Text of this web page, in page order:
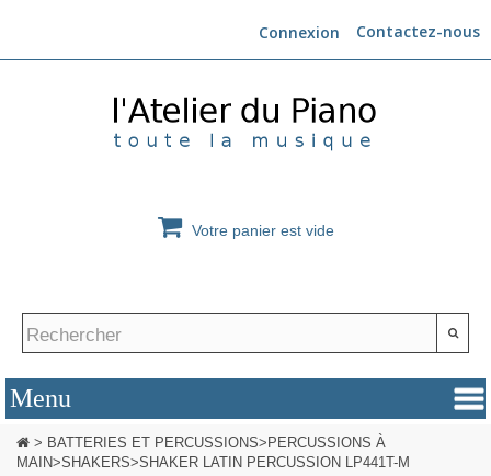
Contactez-nous
Connexion
Votre panier est vide
> BATTERIES ET PERCUSSIONS> PERCUSSIONS À
MAIN>SHAKERS>SHAKER LATIN PERCUSSION LP441T-M